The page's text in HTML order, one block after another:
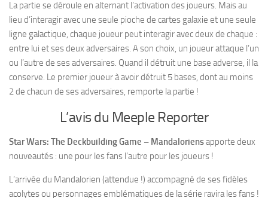
La partie se déroule en alternant l’activation des joueurs. Mais au
lieu d’interagir avec une seule pioche de cartes galaxie et une seule
ligne galactique, chaque joueur peut interagir avec deux de chaque :
entre lui et ses deux adversaires. A son choix, un joueur attaque l’un
ou l’autre de ses adversaires. Quand il détruit une base adverse, il la
conserve. Le premier joueur à avoir détruit 5 bases, dont au moins
2 de chacun de ses adversaires, remporte la partie !
L’avis du Meeple Reporter
Star Wars: The Deckbuilding Game – Mandaloriensapporte deux
nouveautés : une pour les fans l’autre pour les joueurs !
L’arrivée du Mandalorien (attendue !) accompagné de ses fidèles
acolytes ou personnages emblématiques de la série ravira les fans !